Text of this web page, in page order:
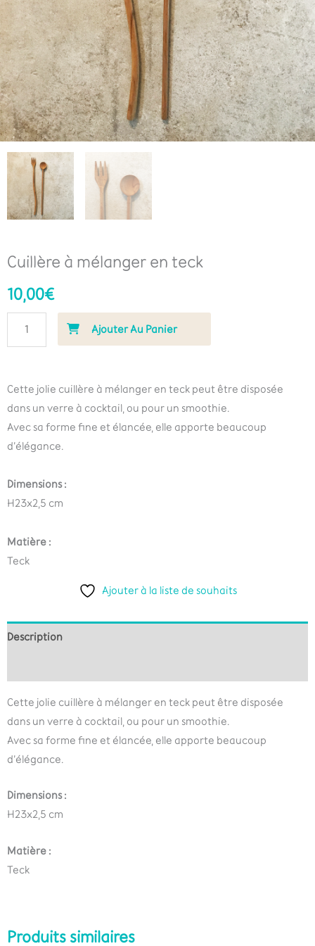
Cuillère à mélanger en teck
10,00€
Ajouter Au Panier
Cette jolie cuillère à mélanger en teck peut être disposée
dans un verre à cocktail, ou pour un smoothie.
Avec sa forme fine et élancée, elle apporte beaucoup
d’élégance.
Dimensions :
H23x2,5 cm
Matière :
Teck
Ajouter à la liste de souhaits
Description
Cette jolie cuillère à mélanger en teck peut être disposée
dans un verre à cocktail, ou pour un smoothie.
Avec sa forme fine et élancée, elle apporte beaucoup
d’élégance.
Dimensions :
H23x2,5 cm
Matière :
Teck
Produits similaires